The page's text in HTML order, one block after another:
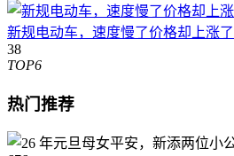
新规电动车，速度慢了价格却上涨了
38
TOP6
热门推荐